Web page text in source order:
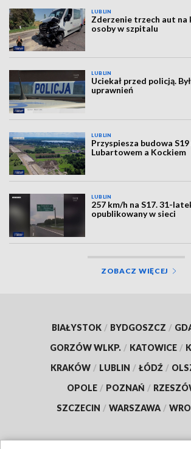
LUBLIN
Zderzenie trzech aut na
osoby w szpitalu
LUBLIN
Uciekał przed policją.
uprawnień
LUBLIN
Przyspiesza budowa
Lubartowem a Kockiem
LUBLIN
257 km/h na S17. 31-
opublikowany w sieci
ZOBACZ WIĘCEJ
BIAŁYSTOK / BYDGOSZCZ /
GORZÓW WLKP. / KATOWICE /
KRAKÓW / LUBLIN / ŁÓDŹ /
OPOLE / POZNAŃ /
SZCZECIN / WARSZAWA /